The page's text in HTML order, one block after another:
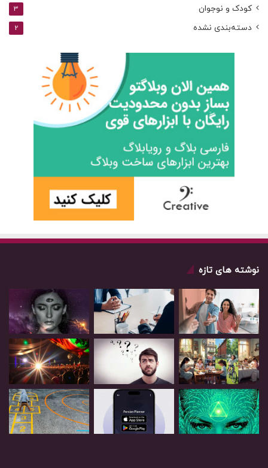
کودک و نوجوان 3
دسته‌بندی نشده 2
نوشته های تازه